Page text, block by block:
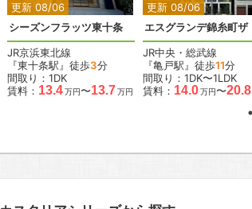
更新 08/06
シーズンフラッツ東十条
JR京浜東北線
『東十条駅』徒歩3分
間取り：1DK
賃料： 13.4万円〜13.7万円
更新 08/06
JR中央・総武線
『亀戸駅』徒歩11分
間取り：1DK〜1LDK
賃料： 14.0万円〜20.8